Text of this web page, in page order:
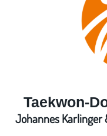
Taekwon-
Johannes Karlinger